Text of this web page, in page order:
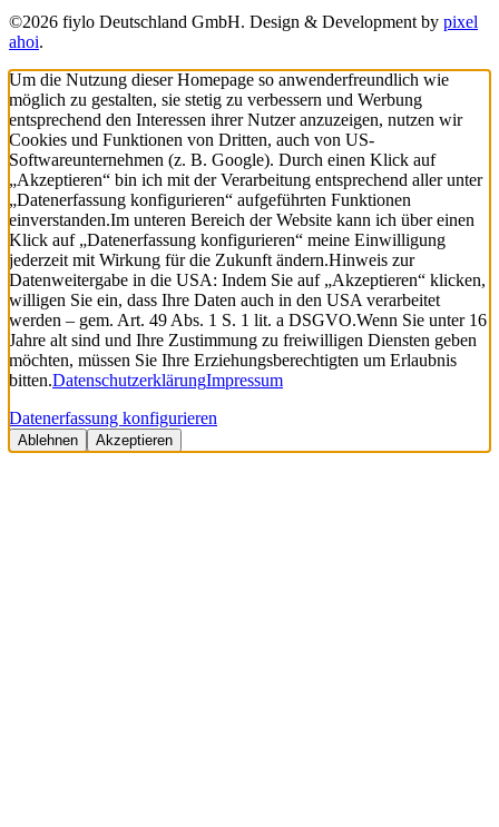
©2026 fiylo Deutschland GmbH. Design & Development by pixel
ahoi.
Um die Nutzung dieser Homepage so anwenderfreundlich wie
möglich zu gestalten, sie stetig zu verbessern und Werbung
entsprechend den Interessen ihrer Nutzer anzuzeigen, nutzen wir
Cookies und Funktionen von Dritten, auch von US-
Softwareunternehmen (z. B. Google). Durch einen Klick auf
„Akzeptieren“ bin ich mit der Verarbeitung entsprechend aller unter
„Datenerfassung konfigurieren“ aufgeführten Funktionen
einverstanden.Im unteren Bereich der Website kann ich über einen
Klick auf „Datenerfassung konfigurieren“ meine Einwilligung
jederzeit mit Wirkung für die Zukunft ändern.Hinweis zur
Datenweitergabe in die USA: Indem Sie auf „Akzeptieren“ klicken,
willigen Sie ein, dass Ihre Daten auch in den USA verarbeitet
werden – gem. Art. 49 Abs. 1 S. 1 lit. a DSGVO.Wenn Sie unter 16
Jahre alt sind und Ihre Zustimmung zu freiwilligen Diensten geben
möchten, müssen Sie Ihre Erziehungsberechtigten um Erlaubnis
bitten.DatenschutzerklärungImpressum
Datenerfassung konfigurieren
Ablehnen Akzeptieren